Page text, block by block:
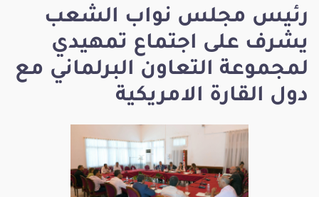
رئيس مجلس نواب الشعب
يشرف على اجتماع تمهيدي
لمجموعة التعاون البرلماني مع
دول القارة الامريكية